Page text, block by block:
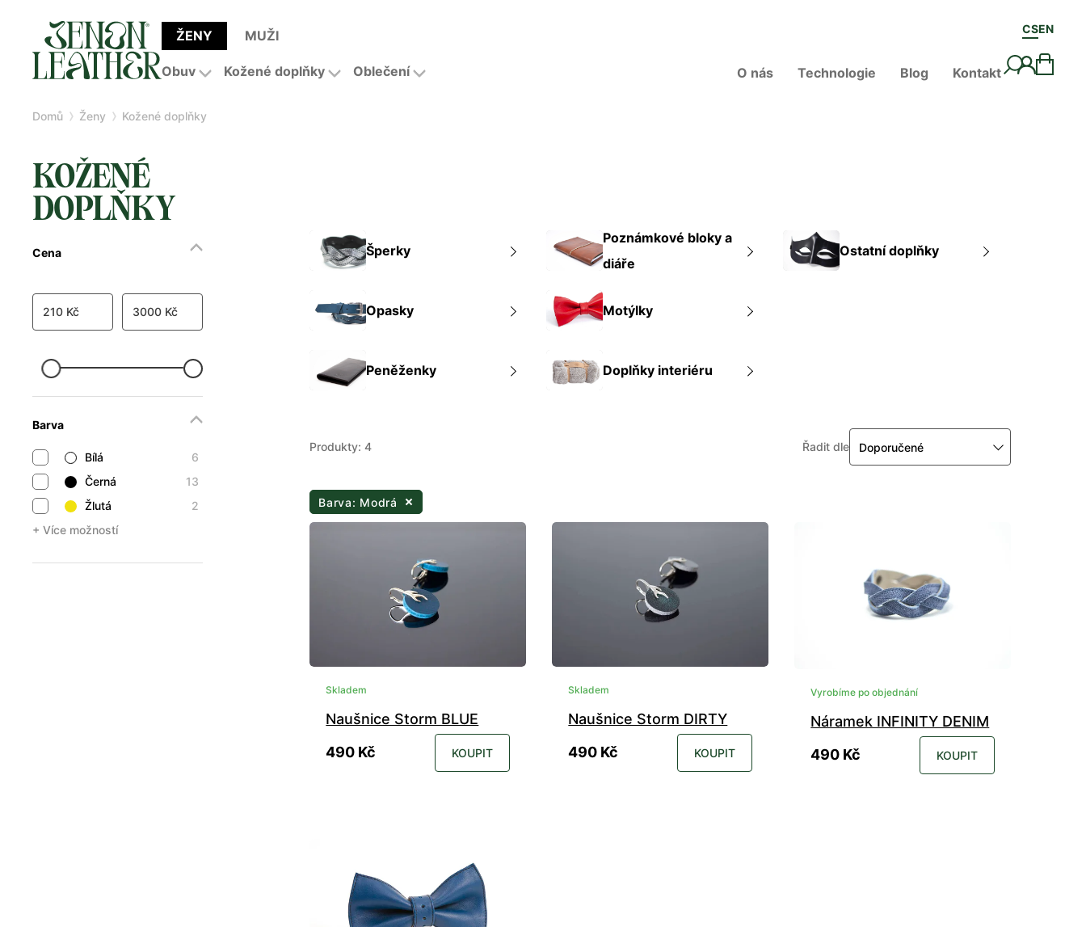
ŽENY
Obuv Kožené doplňky Oblečení
MUŽI
O nás Technologie Blog Kontakt
CSEN
Domů Ženy Kožené doplňky
KOŽENÉ
DOPLŇKY
Cena
210 Kč 3000 Kč
Barva
Bílá
6
Černá
13
Žlutá
2
+ Více možností
Šperky
Opasky
Peněženky
Poznámkové bloky a
diáře
Motýlky
Doplňky interiéru
Ostatní doplňky
Produkty: 4 Řadit dle Doporučené
Barva: Modrá
Skladem
Naušnice Storm BLUE
490 Kč
KOUPIT
Skladem
Naušnice Storm DIRTY
490 Kč
KOUPIT
Vyrobíme po objednání
Náramek INFINITY DENIM
490 Kč
KOUPIT